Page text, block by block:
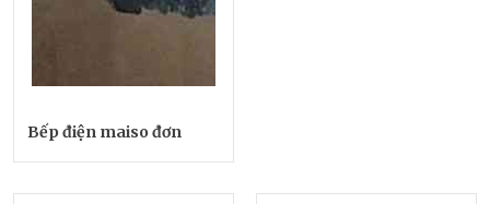
Bếp điện maiso đơn